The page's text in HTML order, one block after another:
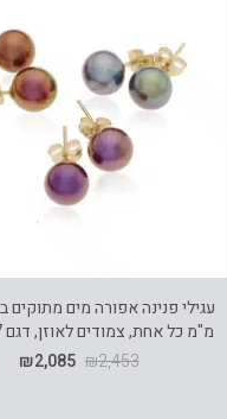
מ"מ כל אחת, צמודים לאוזן, דגם EP6.5-7
₪2,453
₪2,085